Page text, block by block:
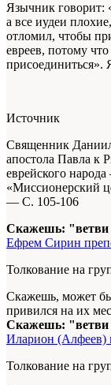
Язычник говорит:
а все иудеи
отломил, чтобы
евреев, потому
присоединиться».
Источник
Священник
апостола Павла к
еврейского
«Миссионерский
— С. 105-106
Скажешь: "ветви
Ефрем Сирин
Толкование на
Скажешь, может
привился на их
Скажешь: "ветви
Иларион (Алфеев)
Толкование на